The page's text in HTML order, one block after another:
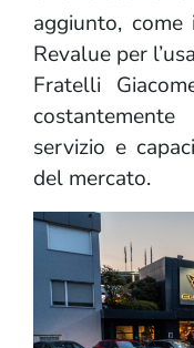
aggiunto,
Revalue per
Fratelli
servizio e
del mercato.